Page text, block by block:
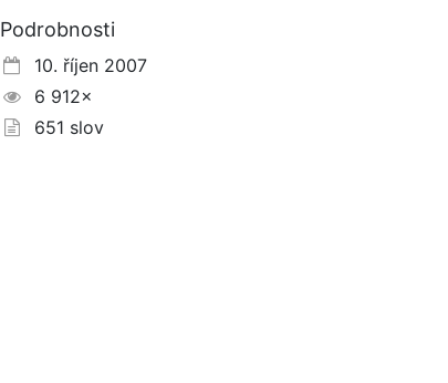
Podrobnosti
10. říjen 2007
6 912×
651 slov